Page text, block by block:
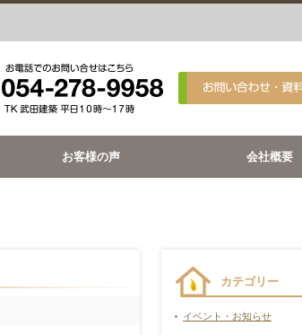
お客様の声 会社概要
カテゴリー
イベント・お知らせ